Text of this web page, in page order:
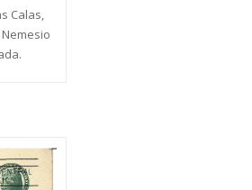
Calas,